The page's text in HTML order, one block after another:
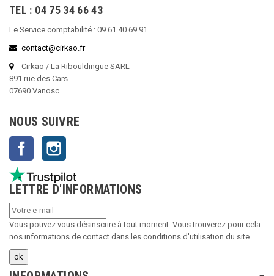
TEL : 04 75 34 66 43
Le Service comptabilité : 09 61 40 69 91
contact@cirkao.fr
Cirkao / La Ribouldingue SARL
891 rue des Cars
07690 Vanosc
NOUS SUIVRE
Facebook
LETTRE D'INFORMATIONS
Vous pouvez vous désinscrire à tout moment. Vous trouverez pour cela
nos informations de contact dans les conditions d'utilisation du site.